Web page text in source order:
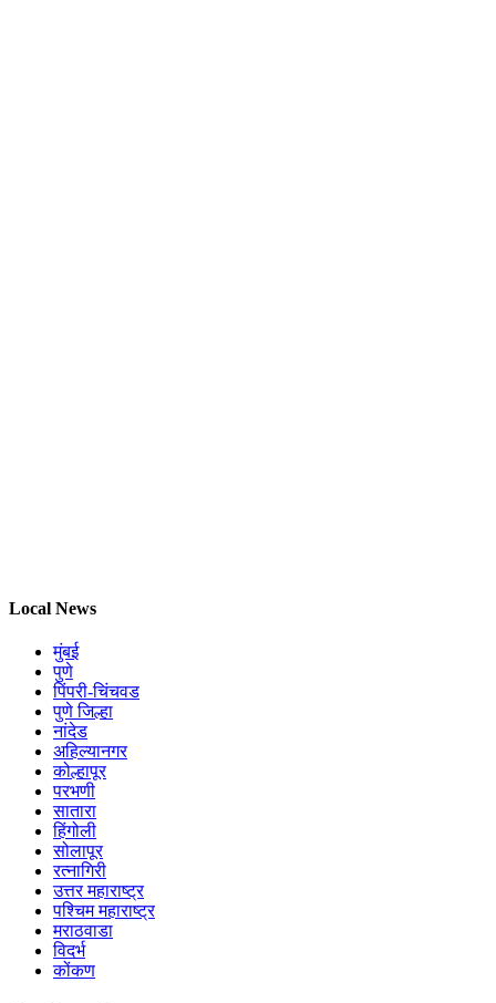
Local News
मुंबई
पुणे
पिंपरी-चिंचवड
पुणे जिल्हा
नांदेड
अहिल्यानगर
कोल्हापूर
परभणी
सातारा
हिंगोली
सोलापूर
रत्नागिरी
उत्तर महाराष्ट्र
पश्चिम महाराष्ट्र
मराठवाडा
विदर्भ
कोंकण